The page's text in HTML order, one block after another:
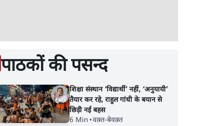
पाठकों की पसन्द
शिक्षा संस्थान ‘विद्यार्थी’ नहीं, ‘अनुयायी’
तैयार कर रहे, राहुल गांधी के बयान से
छिड़ी नई बहस
6 Min •वक़्त-बेवक़्त